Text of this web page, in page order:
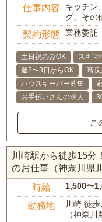
仕事内容
キッチン
グ、その
契約形態 業務委託
土日祝のみOK スキマ
週2〜3日からOK
高収
ハウスキーパー募集
お手伝いさんの求人
こ
川崎駅から徒歩15分
のお仕事（神奈川県
時給 1,500〜
勤務地
川崎 徒
（神奈